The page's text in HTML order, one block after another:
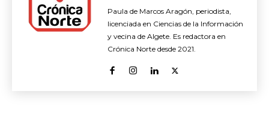
Paula de Marcos Aragón, periodista,
licenciada en Ciencias de la Información
y vecina de Algete. Es redactora en
Crónica Norte desde 2021.